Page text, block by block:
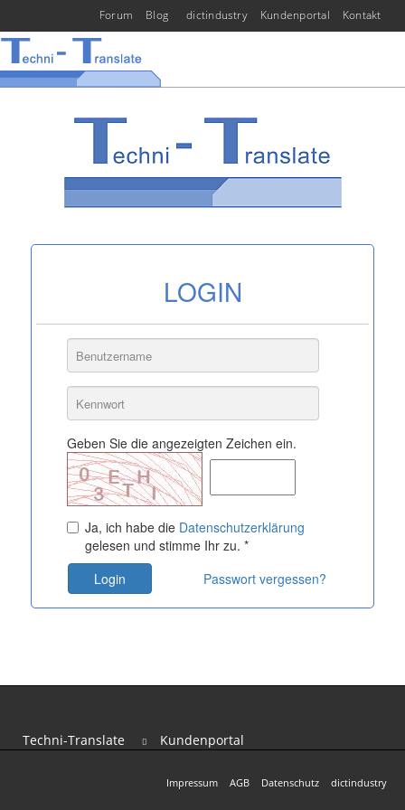
Kontakt
Kundenportal
dictindustry
Blog
Forum
LOGIN
Geben Sie die angezeigten Zeichen ein.
Ja, ich habe die Datenschutzerklärung
gelesen und stimme Ihr zu. *
Passwort vergessen?
Techni-Translate Kundenportal
Impressum AGB Datenschutz dictindustry